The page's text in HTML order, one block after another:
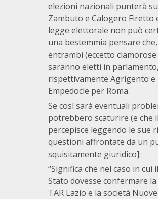
elezioni nazionali punterà
Zambuto e Calogero Firetto
legge elettorale non può
una bestemmia pensare
entrambi (eccetto
saranno eletti in
rispettivamente Agrigento e
Empedocle per Roma.
Se così sarà eventuali
potrebbero scaturire (e che
percepisce leggendo le sue
questioni affrontate da un
squisitamente giuridico]:
“Significa che nel caso in cui
Stato dovesse confermare
TAR Lazio e la società